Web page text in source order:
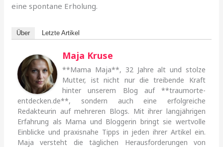
eine spontane Erholung.
Über Letzte Artikel
Maja Kruse
**Mama Maja**, 32 Jahre alt und stolze
Mutter, ist nicht nur die treibende Kraft
hinter unserem Blog auf **traumorte-
entdecken.de**, sondern auch eine erfolgreiche
Redakteurin auf mehreren Blogs. Mit ihrer langjährigen
Erfahrung als Mama und Bloggerin bringt sie wertvolle
Einblicke und praxisnahe Tipps in jeden ihrer Artikel ein.
Maja versteht die täglichen Herausforderungen von